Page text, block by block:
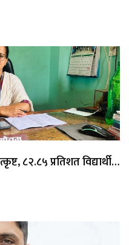
८२.८५ प्रतिशत विद्यार्थी…